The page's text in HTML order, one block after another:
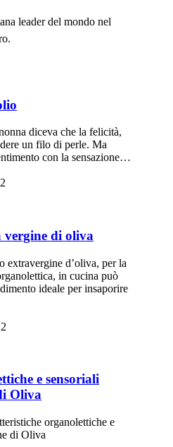
leader del mondo nel
diceva che la felicità,
un filo di perle. Ma
con la sensazione…
vergine di oliva
extravergine d’oliva, per la
in cucina può
ideale per insaporire
e sensoriali
Oliva
organolettiche e
di Oliva